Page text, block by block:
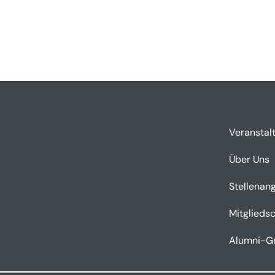
Über Uns
Alumni-